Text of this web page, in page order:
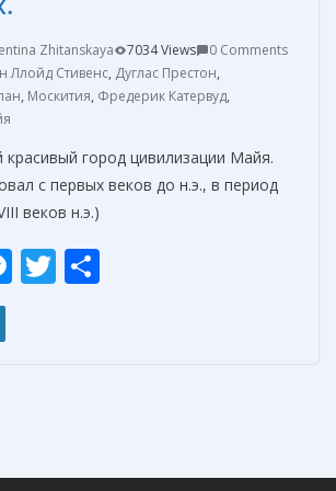
Zhitanskaya 7034 Views
0 Comments
Ллойд Стивенс, Дуглас Престон,
, Москития, Фредерик Катервуд,
город цивилизации Майя.
с первых веков до н.э., в период
веков н.э.)
M
er
T
и